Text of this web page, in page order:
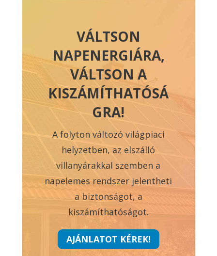
VÁLTSON
NAPENERGIÁRA,
VÁLTSON A
KISZÁMÍTHATÓSÁ
GRA!
A folyton változó világpiaci
helyzetben, az elszálló
villanyárakkal szemben a
napelemes rendszer jelentheti
a biztonságot, a
kiszámíthatóságot.
AJÁNLATOT KÉREK!